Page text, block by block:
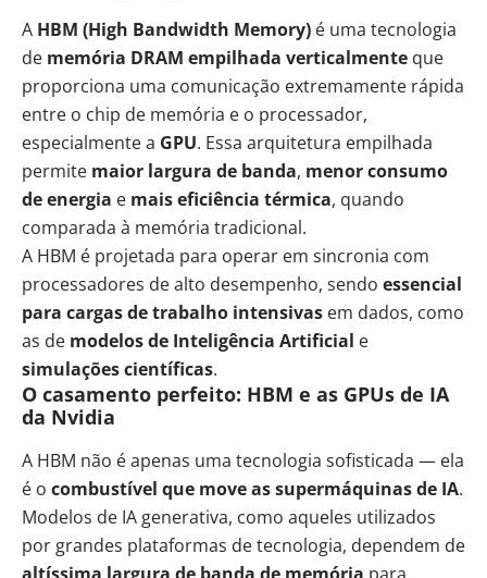
A HBM (High Bandwidth Memory) é uma tecnologia
de memória DRAM empilhada verticalmente que
proporciona uma comunicação extremamente rápida
entre o chip de memória e o processador,
especialmente a GPU. Essa arquitetura empilhada
permite maior largura de banda, menor consumo
de energia e mais eficiência térmica, quando
comparada à memória tradicional.
A HBM é projetada para operar em sincronia com
processadores de alto desempenho, sendo essencial
para cargas de trabalho intensivas em dados, como
as de modelos de Inteligência Artificial e
simulações científicas.
O casamento perfeito: HBM e as GPUs de IA
da Nvidia
A HBM não é apenas uma tecnologia sofisticada — ela
é o combustível que move as supermáquinas de IA.
Modelos de IA generativa, como aqueles utilizados
por grandes plataformas de tecnologia, dependem de